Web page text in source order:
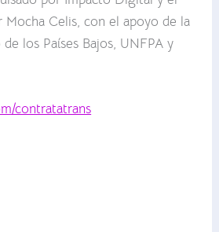
Mocha Celis, con el apoyo de la
los Países Bajos, UNFPA y
contratatrans